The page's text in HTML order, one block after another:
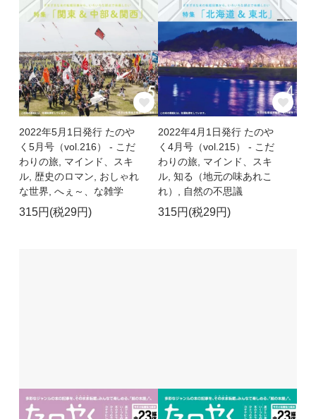
2022年5月1日発行 たのや
く5月号（vol.216） - こだ
わりの旅, マインド、スキ
ル, 歴史のロマン, おしゃれ
な世界, へぇ～、な雑学
315円(税29円)
2022年4月1日発行 たのや
く4月号（vol.215） - こだ
わりの旅, マインド、スキ
ル, 知る（地元の味あれこ
れ）, 自然の不思議
315円(税29円)